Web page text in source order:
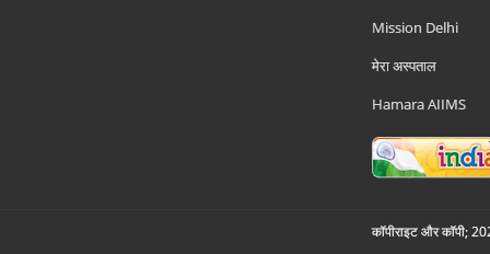
Mission Delhi
मेरा अस्पताल
Hamara AIIMS
कॉपीराइट और कॉपी;